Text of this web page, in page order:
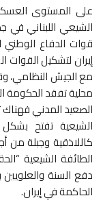
على المستوى
الشيعي اللبناني في
قوات الدفاع
إيران لتشكيل القوات
مع الجيش النظامي،
محلية تفقد الحكومة
الصعيد المدني
الشيعية تفتح
كاللاذقية وجبلة من
الطائفة الشيعية
دفع السنة والعلويين
الحاكمة في إيران.